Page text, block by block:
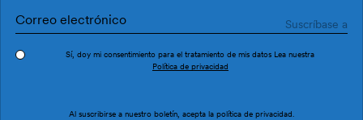
Sí, doy mi consentimiento para el tratamiento de mis datos Lea nuestra
Política de privacidad
Al suscribirse a nuestro boletín, acepta la política de privacidad